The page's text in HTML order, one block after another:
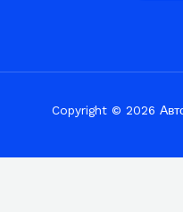
Copyright © 2026